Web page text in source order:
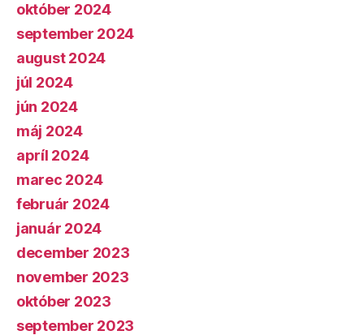
október 2024
september 2024
august 2024
júl 2024
jún 2024
máj 2024
apríl 2024
marec 2024
február 2024
január 2024
december 2023
november 2023
október 2023
september 2023